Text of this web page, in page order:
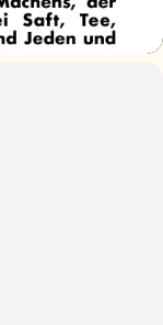
Sonnenland 13 |